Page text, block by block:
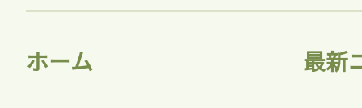
ホーム 最新